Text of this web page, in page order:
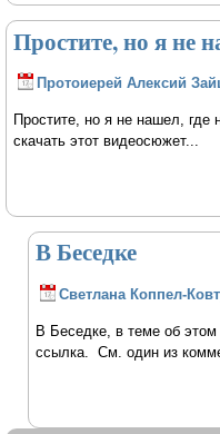
Простите, но я не
Протоиерей Алексий
Простите, но я не нашел, где
скачать этот видеосюжет...
В Беседке
Светлана Коппел-
В Беседке, в теме об
ссылка. См. один из